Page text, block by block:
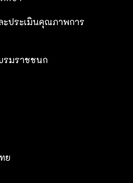
ะประเมินคุณภาพการ
รมราชชนก
ย